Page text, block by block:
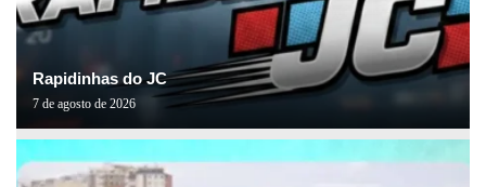
Rapidinhas do JC
7 de agosto de 2026